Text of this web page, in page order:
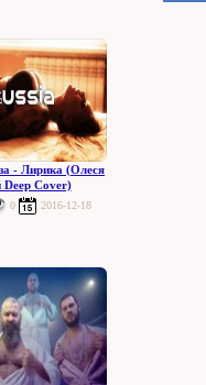
- Лирика (Олеся
Cover)
0 2016-12-18